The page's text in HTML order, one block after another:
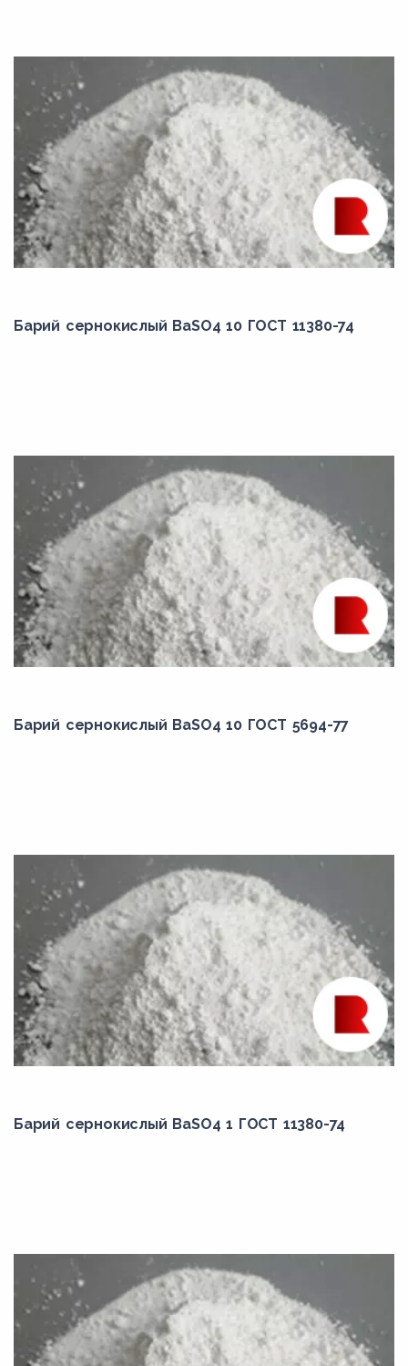
Барий сернокислый BaSO4 10 ГОСТ 11380-74
Барий сернокислый BaSO4 10 ГОСТ 5694-77
Барий сернокислый BaSO4 1 ГОСТ 11380-74